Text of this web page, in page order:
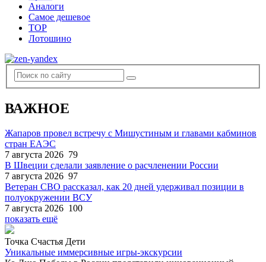
Аналоги
Самое дешевое
TOP
Лотошино
ВАЖНОЕ
Жапаров провел встречу с Мишустиным и главами кабминов
стран ЕАЭС
7 августа 2026 79
В Швеции сделали заявление о расчленении России
7 августа 2026 97
Ветеран СВО рассказал, как 20 дней удерживал позиции в
полуокружении ВСУ
7 августа 2026 100
показать ещё
Точка Счастья Дети
Уникальные иммерсивные игры-экскурсии